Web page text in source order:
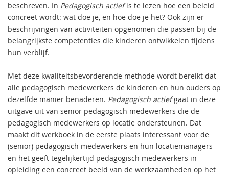
beschreven. In Pedagogisch actiefis te lezen hoe een beleid
concreet wordt: wat doe je, en hoe doe je het? Ook zijn er
beschrijvingen van activiteiten opgenomen die passen bij de
belangrijkste competenties die kinderen ontwikkelen tijdens
hun verblijf.
Met deze kwaliteitsbevorderende methode wordt bereikt dat
alle pedagogisch medewerkers de kinderen en hun ouders op
dezelfde manier benaderen. Pedagogisch actiefgaat in deze
uitgave uit van senior pedagogisch medewerkers die de
pedagogisch medewerkers op locatie ondersteunen. Dat
maakt dit werkboek in de eerste plaats interessant voor de
(senior) pedagogisch medewerkers en hun locatiemanagers
en het geeft tegelijkertijd pedagogisch medewerkers in
opleiding een concreet beeld van de werkzaamheden op het